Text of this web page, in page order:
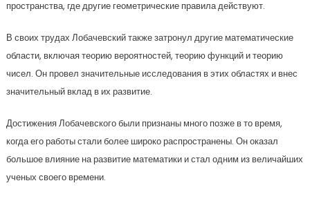
пространства, где другие геометрические правила действуют.
В своих трудах Лобачевский также затронул другие математические
области, включая теорию вероятностей, теорию функций и теорию
чисел. Он провел значительные исследования в этих областях и внес
значительный вклад в их развитие.
Достижения Лобачевского были признаны много позже в то время,
когда его работы стали более широко распространены. Он оказал
большое влияние на развитие математики и стал одним из величайших
ученых своего времени.